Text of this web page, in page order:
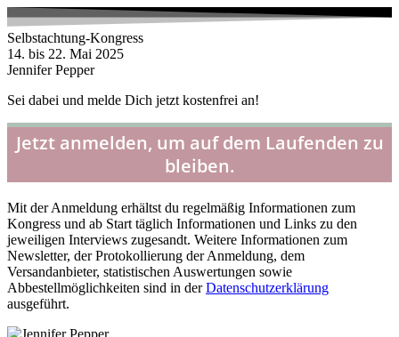
Zum
Inhalt
wechseln
Selbstachtung-Kongress
14. bis 22. Mai 2025
Jennifer Pepper
Sei dabei und melde Dich jetzt kostenfrei an!
Mit der Anmeldung erhältst du regelmäßig Informationen zum
Kongress und ab Start täglich Informationen und Links zu den
jeweiligen Interviews zugesandt. Weitere Informationen zum
Newsletter, der Protokollierung der Anmeldung, dem
Versandanbieter, statistischen Auswertungen sowie
Abbestellmöglichkeiten sind in derDatenschutzerklärung
ausgeführt.